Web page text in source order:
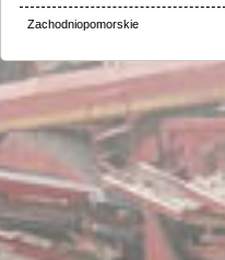
Zachodniopomorskie